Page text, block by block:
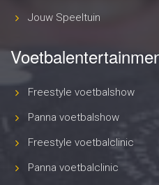
Jouw Speeltuin
Freestyle voetbalshow
Panna voetbalshow
Freestyle voetbalclinic
Panna voetbalclinic